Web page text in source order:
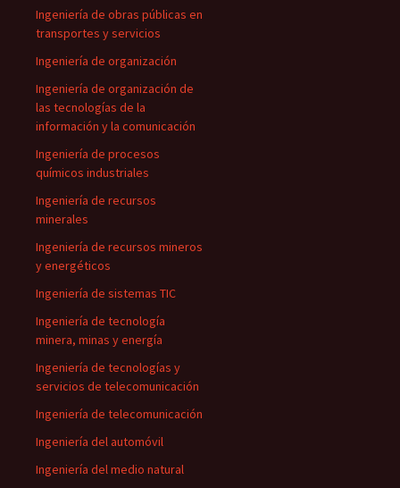
Ingeniería de obras públicas en
transportes y servicios
Ingeniería de organización
Ingeniería de organización de
las tecnologías de la
información y la comunicación
Ingeniería de procesos
químicos industriales
Ingeniería de recursos
minerales
Ingeniería de recursos mineros
y energéticos
Ingeniería de sistemas TIC
Ingeniería de tecnología
minera, minas y energía
Ingeniería de tecnologías y
servicios de telecomunicación
Ingeniería de telecomunicación
Ingeniería del automóvil
Ingeniería del medio natural